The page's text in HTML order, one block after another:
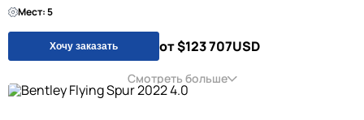
Мест: 5
Хочу заказать от $123 707USD
Смотреть больше